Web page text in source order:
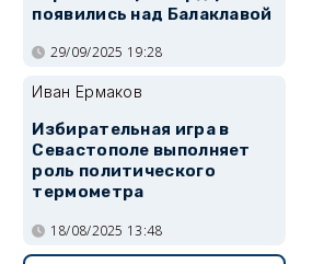
появились над Балаклавой
29/09/2025 19:28
Иван Ермаков
Избирательная игра в
Севастополе выполняет
роль политического
термометра
18/08/2025 13:48